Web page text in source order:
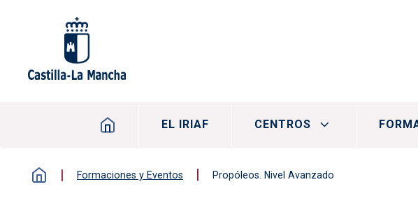
Navegación principal
EL IRIAF CENTROS
Formaciones y Eventos Propóleos. Nivel Avanzado